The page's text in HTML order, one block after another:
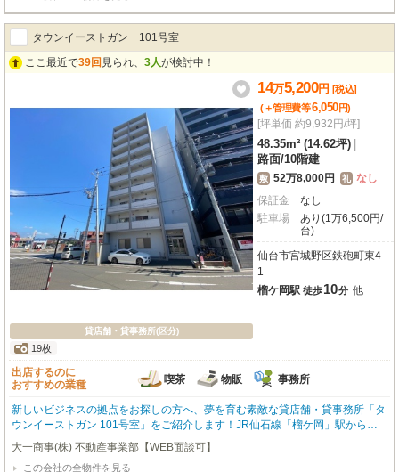
ェ、美容・健康・介護、事務所など、幅広い業種におすすめです。
タウンイーストガン 101号室
ここ最近で39回 見られ、 3人が検討中！
貸店舗・貸事務所(区分)
19枚
14万5,200円 [税込]
(＋管理費等6,050円)
[坪単価 約9,932円/坪]
48.35m² (14.62坪)
路面/10階建
敷 52万8,000円 礼 なし
保証金
なし
駐車場
あり(1万6,500円/
台)
仙台市宮城野区鉄砲町東4-
1
榴ケ岡駅 徒歩10分 他
出店するのに
おすすめの業種
喫茶 物販 事務所
新しいビジネスの拠点をお探しの方へ、夢を育む素敵な貸店舗・貸事務所「タ
ウンイーストガン 101号室」をご紹介します！JR仙石線「榴ケ岡」駅から徒
歩10分、仙台市宮城野区鉄砲町東に位置しています。最大の魅力は、商店街と
幹線道路に面した路面店という抜群の立地です。複数路線が利用でき、人通り
大一商事(株) 不動産事業部【WEB面談可】
この会社の全物件を見る